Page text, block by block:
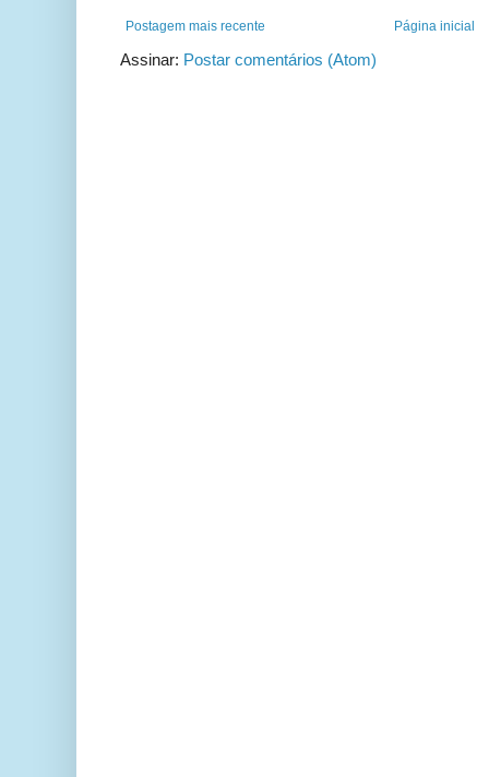
Postagem mais recente Página inicial
Assinar: Postar comentários (Atom)